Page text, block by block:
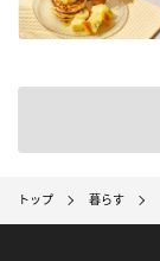
トップ 暮らす